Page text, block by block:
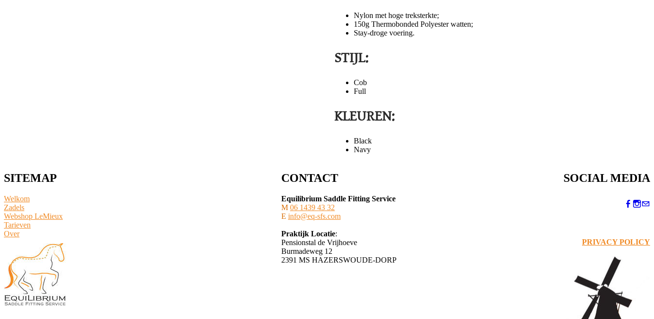
Nylon met hoge treksterkte;
150g Thermobonded Polyester watten;
Stay-droge voering.
STIJL:
Cob
Full
KLEUREN:
Black
Navy
SITEMAP
Welkom
Zadels
Webshop LeMieux
​Tarieven
Over
CONTACT
Equilibrium Saddle Fitting Service
M 06 1439 43 32
E info@eq-sfs.com
Praktijk Locatie:
Pensionstal de Vrijhoeve
Burmadeweg 12
​2391 MS HAZERSWOUDE-DORP
SOCIAL MEDIA
PRIVACY POLICY